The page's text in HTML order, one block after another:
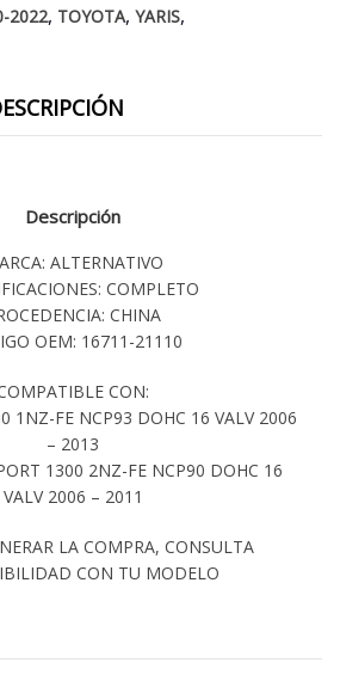
2022, TOYOTA, YARIS,
Descripción
ALTERNATIVO
COMPLETO
CHINA
OEM: 16711-21110
CON:
1NZ-FE NCP93 DOHC 16 VALV 2006
– 2013
1300 2NZ-FE NCP90 DOHC 16
VALV 2006 – 2011
LA COMPRA, CONSULTA
CON TU MODELO